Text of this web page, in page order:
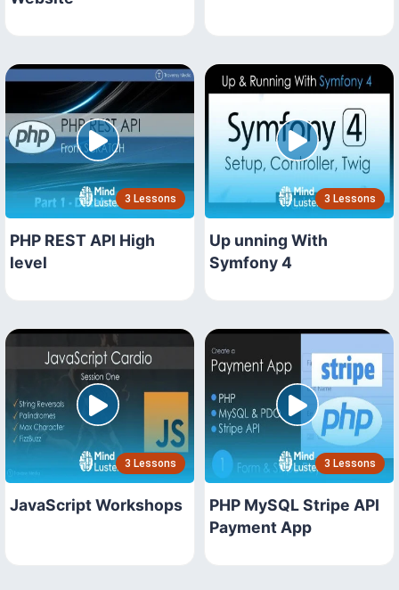
3 Lessons
PHP REST API High
level
3 Lessons
Up unning With
Symfony 4
3 Lessons
JavaScript Workshops
3 Lessons
PHP MySQL Stripe API
Payment App